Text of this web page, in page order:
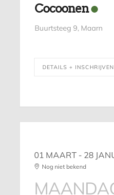
Cocoonen
Buurtsteeg 9, Maarn
DETAILS + INSCHRIJVEN
01 MAART - 28
Nog niet bekend